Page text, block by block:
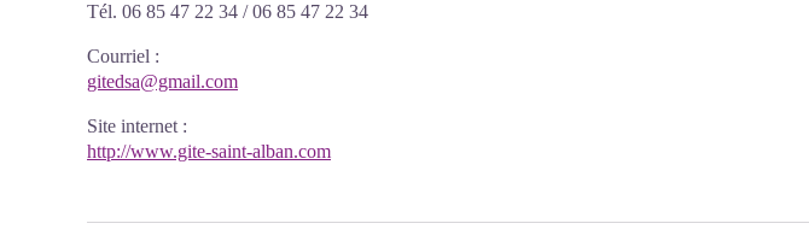
Tél. 06 85 47 22 34 / 06 85 47 22 34
Courriel :
gitedsa@gmail.com
Site internet :
http://www.gite-saint-alban.com